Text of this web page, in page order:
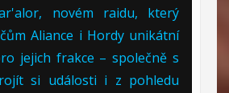
novém raidu, který
Aliance i Hordy unikátní
jejich frakce – společně s
si události i z pohledu